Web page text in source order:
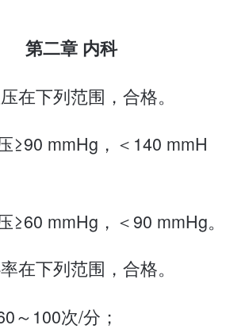
第二章 内科
在下列范围，合格。
≥90 mmHg，＜140 mmH
≥60 mmHg，＜90 mmHg。
在下列范围，合格。
～100次/分；